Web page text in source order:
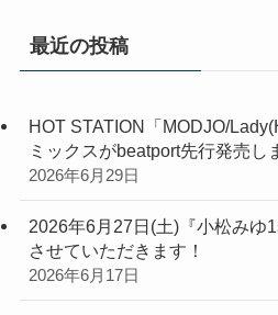
最近の投稿
HOT STATION「MODJO/
ミックスがbeatport先行発売し
2026年6月29日
2026年6月27日(土)『小松みゆ
させていただきます！
2026年6月17日